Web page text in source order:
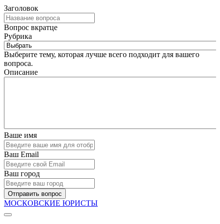
Заголовок
Вопрос вкратце
Рубрика
Выберите тему, которая лучше всего подходит для вашего
вопроса.
Описание
Ваше имя
Ваш Email
Ваш город
Отправить вопрос
МОСКОВСКИЕ ЮРИСТЫ